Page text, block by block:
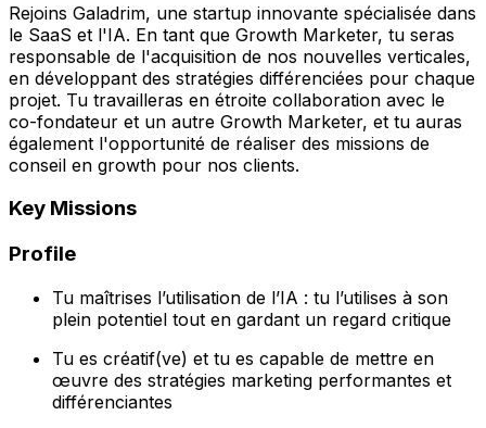
Rejoins Galadrim, une startup innovante spécialisée dans
le SaaS et l'IA. En tant que Growth Marketer, tu seras
responsable de l'acquisition de nos nouvelles verticales,
en développant des stratégies différenciées pour chaque
projet. Tu travailleras en étroite collaboration avec le
co-fondateur et un autre Growth Marketer, et tu auras
également l'opportunité de réaliser des missions de
conseil en growth pour nos clients.
Key Missions
Profile
Tu maîtrises l’utilisation de l’IA : tu l’utilises à son
plein potentiel tout en gardant un regard critique
Tu es créatif(ve) et tu es capable de mettre en
œuvre des stratégies marketing performantes et
différenciantes